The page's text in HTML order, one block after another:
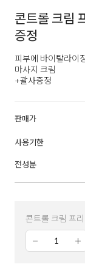
콘트롤 크림
증정
피부에 바이탈라이
마사지 크림
+괄사증정
판매가
사용기한
전성분
콘트롤 크림 프